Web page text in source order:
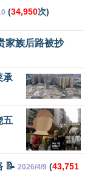
(34,950次)
家族后路被抄
承
五
📝 2026/4/9 (43,751